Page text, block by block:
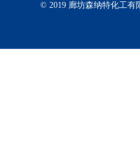
© 2019 廊坊森纳特化工有